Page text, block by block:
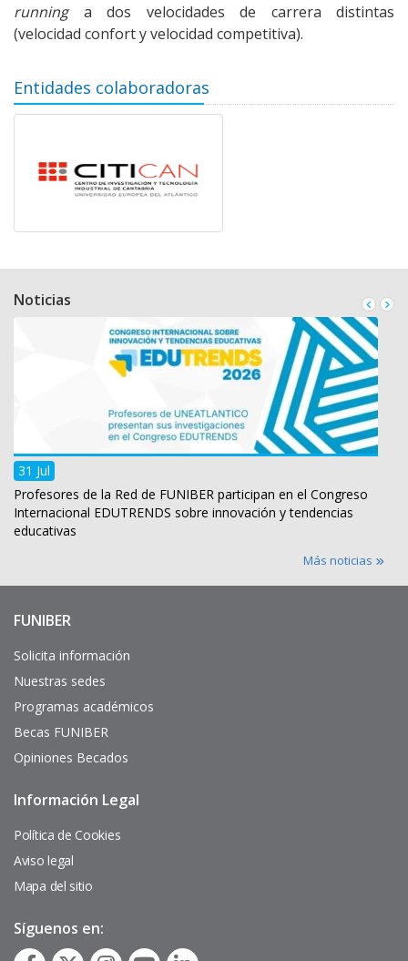
runninga dos velocidades de carrera distintas
(velocidad confort y velocidad competitiva).
Entidades colaboradoras
Noticias
31 Jul
Profesores de la Red de FUNIBER participan en el Congreso
Internacional EDUTRENDS sobre innovación y tendencias
educativas
Más noticias
Enlaces
interés
FUNIBER
Solicita información
Nuestras sedes
Programas académicos
Becas FUNIBER
Opiniones Becados
Pie
página
Información Legal
Política de Cookies
Aviso legal
Mapa del sitio
Síguenos en: